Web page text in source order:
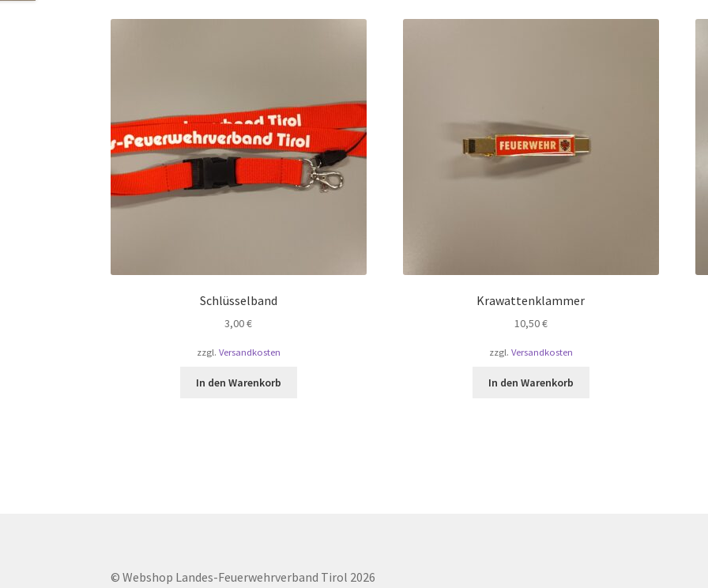
Schlüsselband
3,00€
zzgl. Versandkosten
In den Warenkorb
Krawattenklammer
10,50€
zzgl. Versandkosten
In den Warenkorb
© Webshop Landes-Feuerwehrverband Tirol 2026